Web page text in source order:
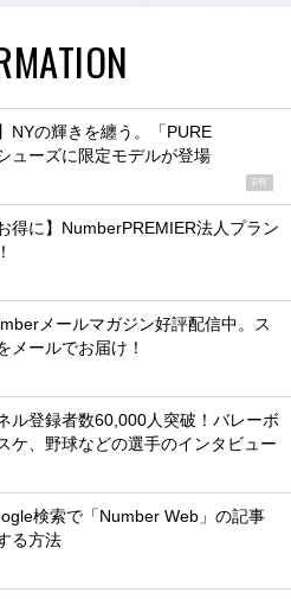
NYの輝きを纏う。「PURE
ューズに限定モデルが登場
PR
得に】NumberPREMIER法人プラン
メールマガジン好評配信中。ス
メールでお届け！
ル登録者数60,000人突破！バレーボ
ケ、野球などの選手のインタビュー
検索で「Number Web」の記事
る方法